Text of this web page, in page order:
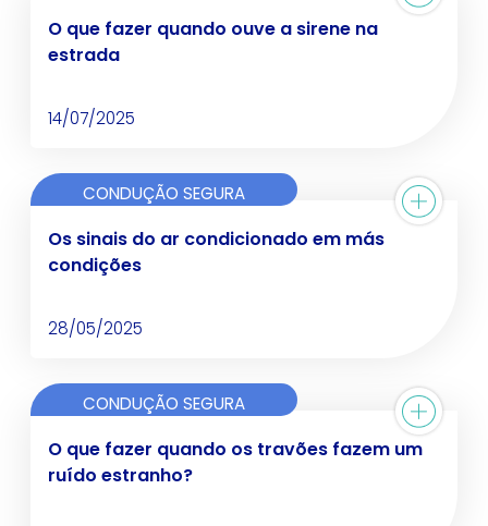
O que fazer quando ouve a sirene na
estrada
14/07/2025
CONDUÇÃO SEGURA
Os sinais do ar condicionado em más
condições
28/05/2025
CONDUÇÃO SEGURA
O que fazer quando os travões fazem um
ruído estranho?